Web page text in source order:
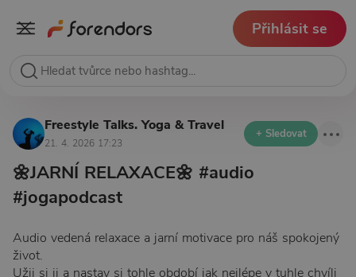
Přihlásit se
Freestyle Talks. Yoga & Travel
21. 4. 2026 17:23
+ Sledovat
🌼JARNÍ RELAXACE🌼 #audio
#jogapodcast
Audio vedená relaxace a jarní motivace pro náš spokojený
život.
Užij si ji a nastav si tohle období jak nejlépe v tuhle chvíli